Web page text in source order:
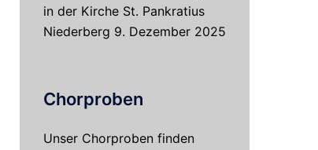
in der Kirche St. Pankratius
Niederberg 9. Dezember 2025
Chorproben
Unser Chorproben finden